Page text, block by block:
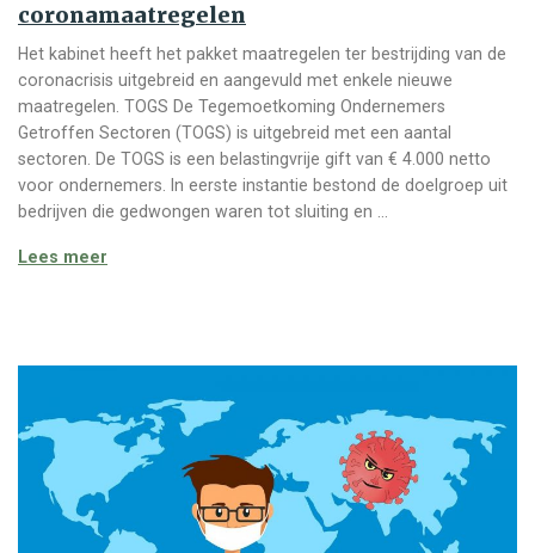
coronamaatregelen
Het kabinet heeft het pakket maatregelen ter bestrijding van de
coronacrisis uitgebreid en aangevuld met enkele nieuwe
maatregelen. TOGS De Tegemoetkoming Ondernemers
Getroffen Sectoren (TOGS) is uitgebreid met een aantal
sectoren. De TOGS is een belastingvrije gift van € 4.000 netto
voor ondernemers. In eerste instantie bestond de doelgroep uit
bedrijven die gedwongen waren tot sluiting en …
Lees meer